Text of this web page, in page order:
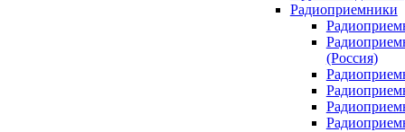
Радиоприемники
(Россия)